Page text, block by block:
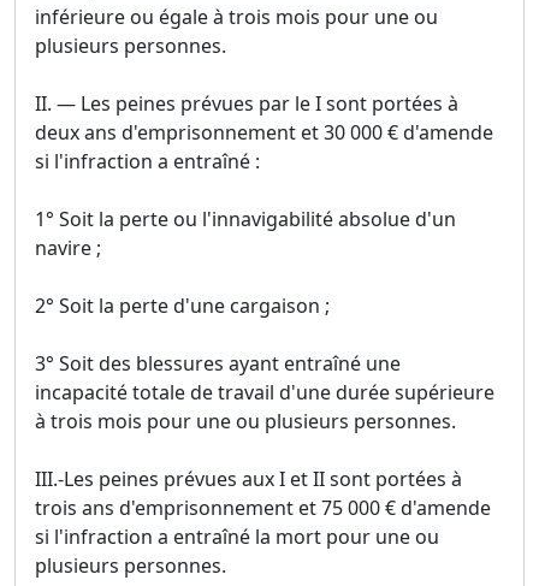
inférieure ou égale à trois mois pour une ou
plusieurs personnes.
II. ― Les peines prévues par le I sont portées à
deux ans d'emprisonnement et 30 000 € d'amende
si l'infraction a entraîné :
1° Soit la perte ou l'innavigabilité absolue d'un
navire ;
2° Soit la perte d'une cargaison ;
3° Soit des blessures ayant entraîné une
incapacité totale de travail d'une durée supérieure
à trois mois pour une ou plusieurs personnes.
III.-Les peines prévues aux I et II sont portées à
trois ans d'emprisonnement et 75 000 € d'amende
si l'infraction a entraîné la mort pour une ou
plusieurs personnes.